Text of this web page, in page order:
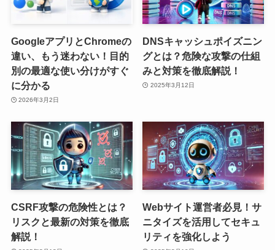
GoogleアプリとChromeの
違い、もう迷わない！目的
別の最適な使い分けがすぐ
に分かる
2026年3月2日
DNSキャッシュポイズニン
グとは？危険な攻撃の仕組
みと対策を徹底解説！
2025年3月12日
CSRF攻撃の危険性とは？
リスクと最新の対策を徹底
解説！
Webサイト運営者必見！サ
ニタイズを活用してセキュ
リティを強化しよう